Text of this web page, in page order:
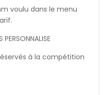
voulu dans le menu
à la compétition